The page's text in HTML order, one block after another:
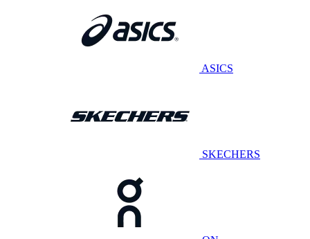
ASICS
SKECHERS